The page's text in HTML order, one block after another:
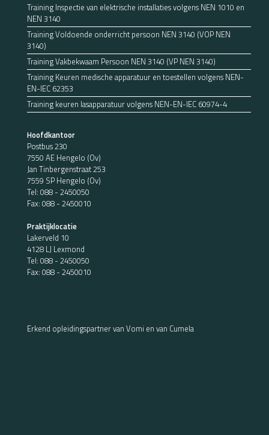
Training Inspectie van elektrische installaties volgens NEN 1010 en
NEN 3140
Training Voldoende onderricht persoon NEN 3140 (VOP NEN
3140)
Training Vakbekwaam Persoon NEN 3140 (VP NEN 3140)
Training Keuren medische apparatuur en toestellen volgens NEN-
EN-IEC 62353
Training keuren lasapparatuur volgens NEN-EN-IEC 60974-4
Hoofdkantoor
Postbus 230
7550 AE Hengelo (Ov)
Jan Tinbergenstraat 253
7559 SP Hengelo (Ov)
Tel: 088 - 2450050
Fax: 088 - 2450010
Praktijklocatie
Lakerveld 10
4128 LJ Lexmond
Tel: 088 - 2450050
Fax: 088 - 2450010
Erkend opleidingspartner van Vomi en van Cumela